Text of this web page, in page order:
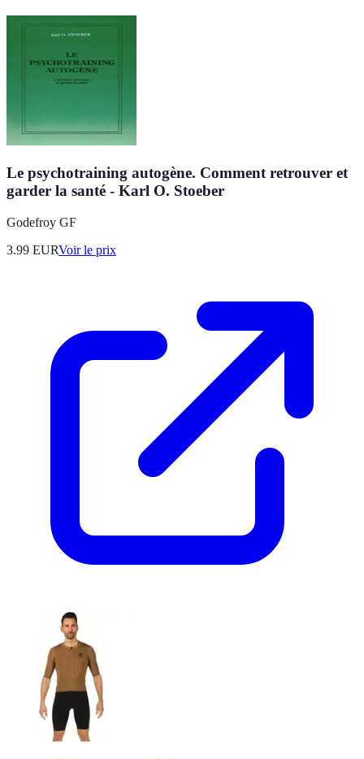
Le psychotraining autogène. Comment retrouver et
garder la santé - Karl O. Stoeber
Godefroy GF
3.99 EURVoir le prix